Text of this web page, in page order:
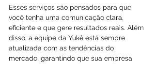
Esses serviços são pensados para que
você tenha uma comunicação clara,
eficiente e que gere resultados reais. Além
disso, a equipe da Yukê está sempre
atualizada com as tendências do
mercado, garantindo que sua empresa